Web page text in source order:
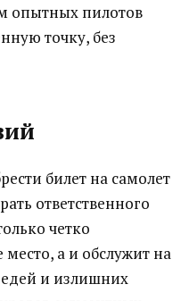
опытных пилотов
точку, без
билет на самолет
ответственного
четко
а и обслужит на
и излишних